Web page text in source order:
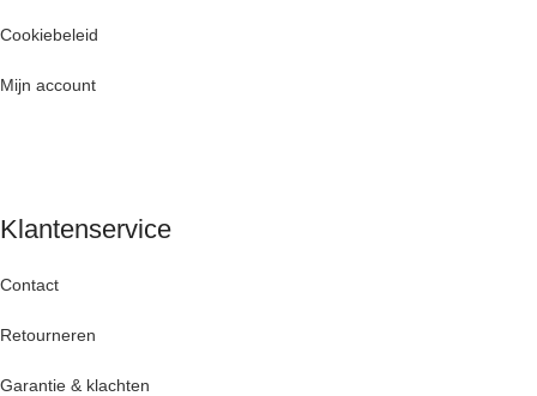
Cookiebeleid
Mijn account
Klantenservice
Contact
Retourneren
Garantie & klachten